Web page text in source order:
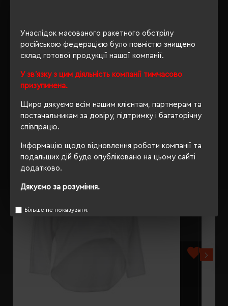
Унаслідок масованого ракетного обстрілу
російською федерацією було повністю знищено
склад готової продукції нашої компанії.
У зв'язку з цим діяльність компанії тимчасово
призупинена.
Щиро дякуємо всім нашим клієнтам, партнерам та
постачальникам за довіру, підтримку і багаторічну
співпрацю.
Інформацію щодо відновлення роботи компанії та
подальших дій буде опубліковано на цьому сайті
додатково.
Дякуємо за розуміння.
Більше не показувати.
ОПИС
ВІДГУКИ
РЕКОМЕНДУЄМО